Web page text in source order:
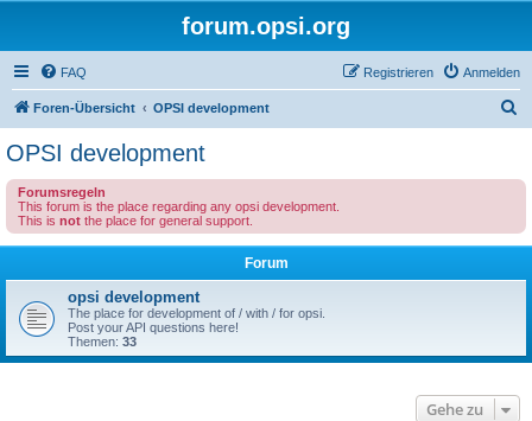
forum.opsi.org
FAQ Anmelden
Registrieren
Foren-Übersicht OPSI development
OPSI development
Forumsregeln
This forum is the place regarding any opsi development.
This is not the place for general support.
Forum
opsi development
The place for development of / with / for opsi.
Post your API questions here!
Themen: 33
Gehe zu